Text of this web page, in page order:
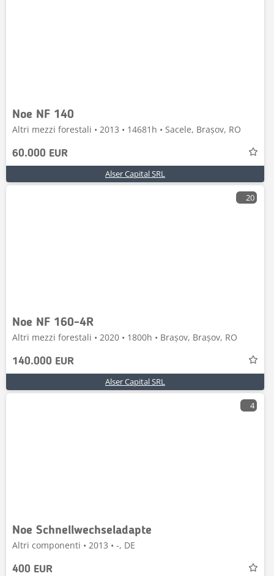
Noe NF 140
Altri mezzi forestali • 2013 • 14681h • Sacele, Brașov, RO
60.000 EUR
Alser Capital SRL
20
Noe NF 160-4R
Altri mezzi forestali • 2020 • 1800h • Brașov, Brașov, RO
140.000 EUR
Alser Capital SRL
4
Noe Schnellwechseladapte
Altri componenti • 2013 • -, DE
400 EUR